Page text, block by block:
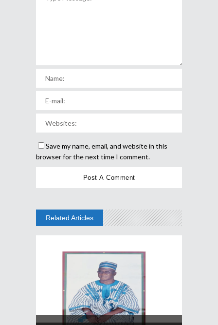
Save my name, email, and website in this
browser for the next time I comment.
Related Articles